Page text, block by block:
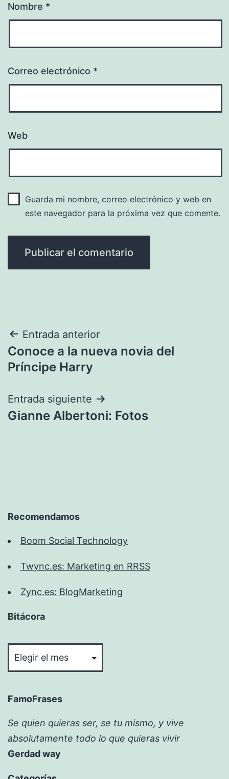
Nombre *
Correo electrónico *
Web
Guarda mi nombre, correo electrónico y web en
este navegador para la próxima vez que comente.
Navegación
de
Entrada anterior
Conoce a la nueva novia del
Príncipe Harry
Entrada siguiente
Gianne Albertoni: Fotos
Recomendamos
Boom Social Technology
Twync.es: Marketing en RRSS
Zync.es: BlogMarketing
Bitácora
FamoFrases
Se quien quieras ser, se tu mismo, y vive
absolutamente todo lo que quieras vivir
Gerdad way